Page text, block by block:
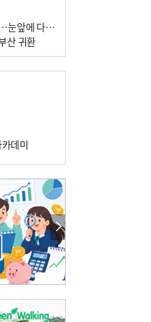
붉은 빛 조명, 배우·합창단의 호연…눈앞에 다가온 부산오페라하우스
산 귀환
나요
‘스파이더맨’ 개봉 5일 만에 300만 돌풍…박스오피스·예매율 동시 1위
‘호프’ 개봉 11일 만에 관객 300만…‘스파이더맨’ 예매율 68.8% 1위
데미